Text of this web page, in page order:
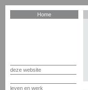
Home
deze website
leven en werk